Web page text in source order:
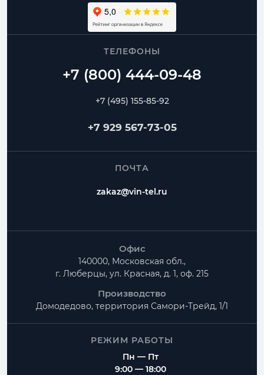
ТЕЛЕФОНЫ
+7 (495) 155-85-92
+7 929 567-73-05
ПОЧТА
zakaz@vin-tel.ru
Офис
140000, Московская обл.,
г. Люберцы, ул. Красная, д. 1, оф. 215
Производство
Домодедово, территория Самори-Трейд, 1/1
РЕЖИМ РАБОТЫ
Пн — Пт
9:00 — 18:00